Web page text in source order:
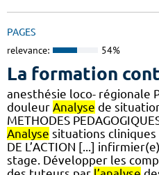
PAGES
relevance: 54%
La formation
anesthésie loco- régionale
douleur Analyse de
METHODES
Analyse situations cliniques
DE L’ACTION [...]
stage. Développer les